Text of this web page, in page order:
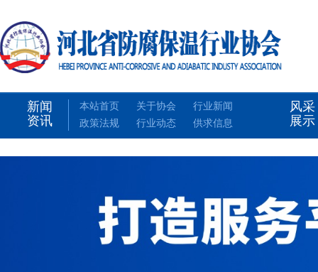
新闻
资讯
本站首页 关于协会
行业新闻
政策法规
行业动态 供求信息
风采
展示